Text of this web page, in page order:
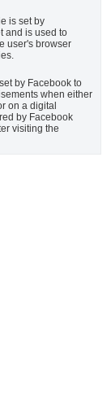
is set by
and is used to
user's browser
by Facebook to
when either
on a digital
by Facebook
visiting the